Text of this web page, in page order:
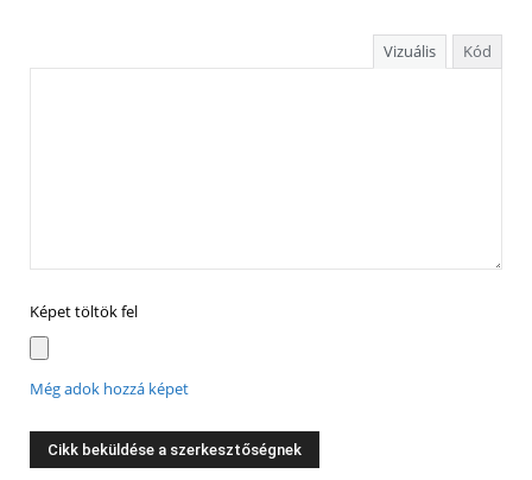
Vizuális Kód
Képet töltök fel
Még adok hozzá képet